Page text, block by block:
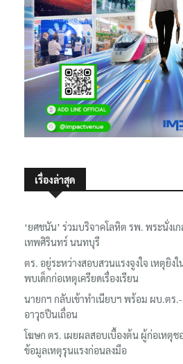
เรื่องล่าสุด
‘ยศชนัน’ ร่วมบริจาคโลหิต รพ. พระนั่งเก
เทพศิรินทร์ นนทบุรี
ตร. อยู่ระหว่างสอบสวนแรงจูงใจ เหตุยิง
พบเด็กก่อเหตุเครียดเรื่องเรียน
นายกฯ กลับเข้าทำเนียบฯ พร้อม ผบ.ตร
อาวุธปืนเถื่อน
โฆษก ตร. เผยผลสอบเบื้องต้น ผู้ก่อเหตุช
ข้อมูลเหตุรุนแรงก่อนลงมือ